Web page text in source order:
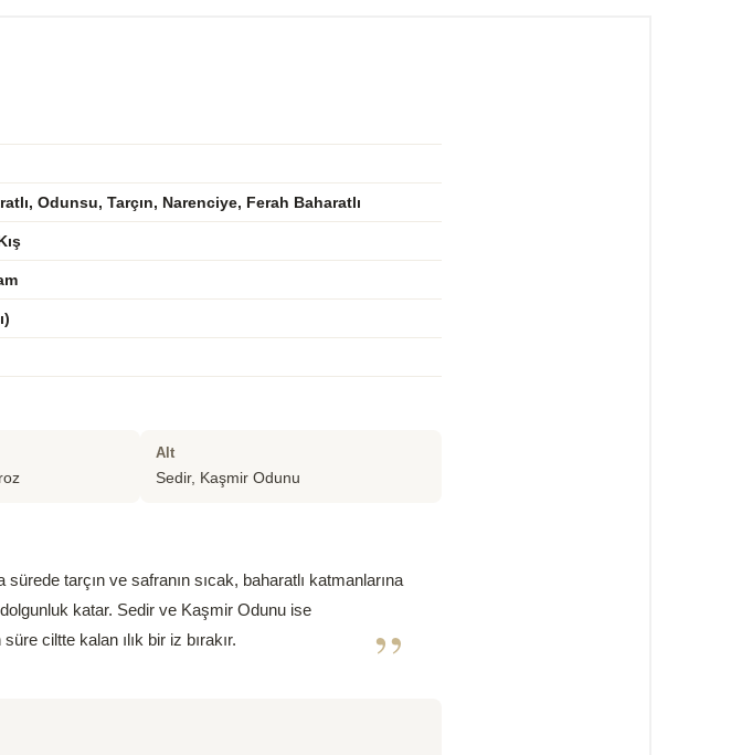
Odunsu, Tarçın, Narenciye, Ferah Baharatlı
Alt
Sedir, Kaşmir Odunu
tarçın ve safranın sıcak, baharatlı katmanlarına
katar. Sedir ve Kaşmir Odunu ise
ciltte kalan ılık bir iz bırakır.
”